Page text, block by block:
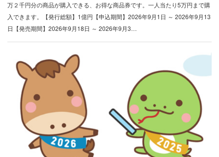
万２千円分の商品が購入できる、お得な商品券です。一人当たり5万円まで購
入できます。【発行総額】​1億円【申込期間】2026年9月1日 ～ 2026年9月13
日【発売期間】2026年9月18日 ～ 2026年9月3…